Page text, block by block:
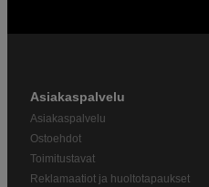
Asiakaspalvelu
Asiakaspalvelu
Ostoehdot
Toimitustavat
Reklamaatiot ja huoltotapaukset